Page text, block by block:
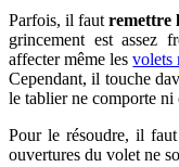
Parfois, il faut remettre
grincement est assez
affecter même lesvolets
Cependant, il touche
le tablier ne comporte ni
Pour le résoudre, il faut
ouvertures du volet ne